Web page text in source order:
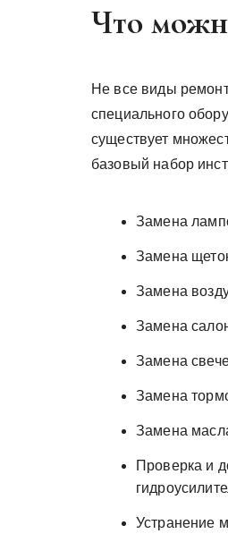
Что
Не все виды
специального
существует
базовый набор
Замена
Замена
Замена
Замена
Замена
Замена
Замена
Проверка и
Устранение